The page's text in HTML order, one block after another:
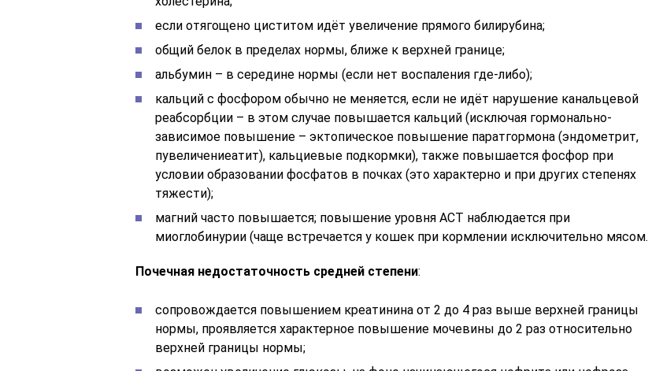
если отягощено циститом идёт увеличение прямого билирубина;
общий белок в пределах нормы, ближе к верхней границе;
альбумин – в середине нормы (если нет воспаления где-либо);
кальций с фосфором обычно не меняется, если не идёт нарушение канальцевой
реабсорбции – в этом случае повышается кальций (исключая гормонально-
зависимое повышение – эктопическое повышение паратгормона (эндометрит,
пувеличениеатит), кальциевые подкормки), также повышается фосфор при
условии образовании фосфатов в почках (это характерно и при других степенях
тяжести);
магний часто повышается; повышение уровня АСТ наблюдается при
миоглобинурии (чаще встречается у кошек при кормлении исключительно мясом.
Почечная недостаточность средней степени:
сопровождается повышением креатинина от 2 до 4 раз выше верхней границы
нормы, проявляется характерное повышение мочевины до 2 раз относительно
верхней границы нормы;